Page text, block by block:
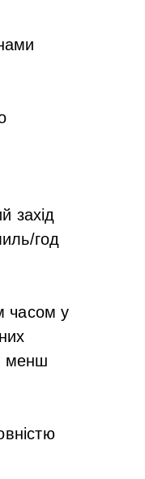
захід
год
часом у
менш